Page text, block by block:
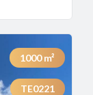
1000m²
TE0221